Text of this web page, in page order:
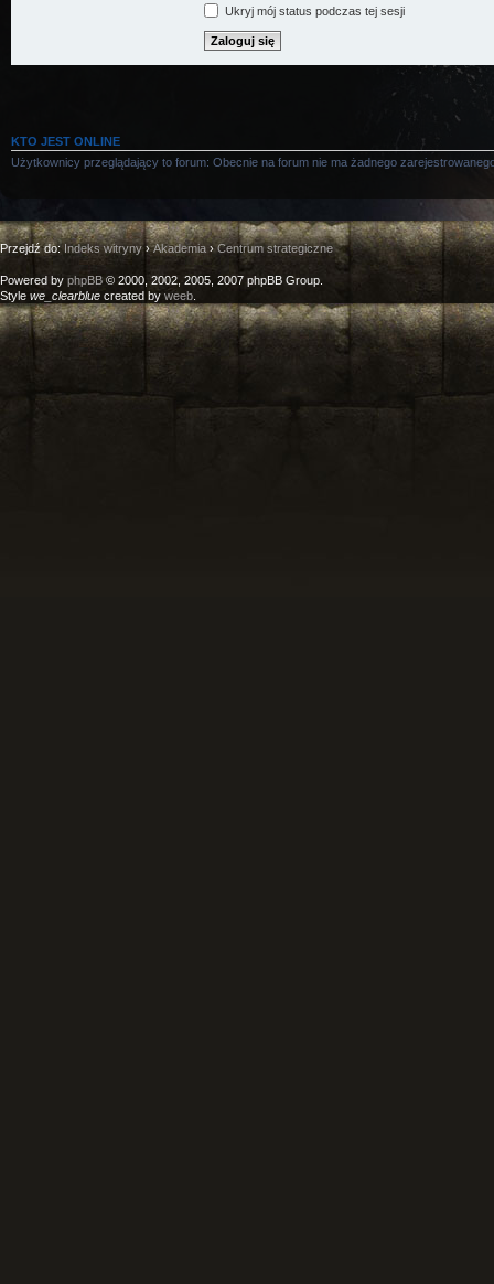
Ukryj mój status podczas tej sesji
KTO JEST ONLINE
Użytkownicy przeglądający to forum: Obecnie na forum nie ma żadnego
Przejdź do:Indeks witryny›Akademia ›Centrum strategiczne
Powered by phpBB © 2000, 2002, 2005, 2007 phpBB Group.
Style we_clearblue created by weeb